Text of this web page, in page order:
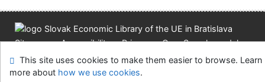
Site map Accessibility Privacy
OpenSearch module
Feedback form
Cookie settings
This site uses cookies to make them easier to browse. Learn
more about how we use cookies.